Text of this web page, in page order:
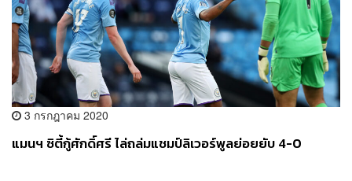
3 กรกฎาคม 2020
แมนฯ ซิตี้กู้ศักดิ์ศรี ไล่ถล่มแชมป์ลิเวอร์พูลย่อยยับ 4-0